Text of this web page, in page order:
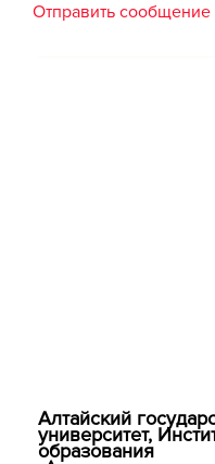
Отправить сообщение
Алтайский
университет,
образования